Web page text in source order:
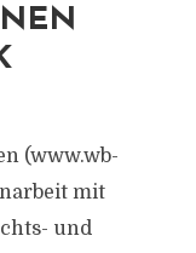
(www.wb-
mit
und